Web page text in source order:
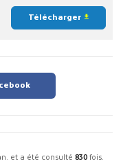
Télécharger file_download
et a été consulté 830 fois.